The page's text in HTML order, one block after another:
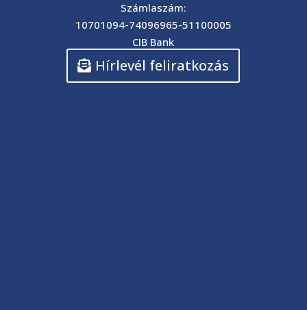
Számlaszám:
10701094-74096965-51100005
CIB Bank
Hírlevél feliratkozás